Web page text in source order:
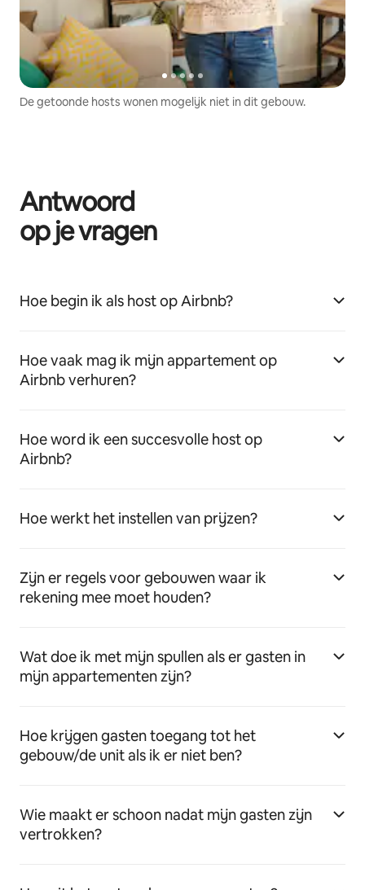
De getoonde hosts wonen mogelijk niet in dit gebouw.
Antwoord
op je vragen
Hoe begin ik als host op Airbnb?
Hoe vaak mag ik mijn appartement op
Airbnb verhuren?
Hoe word ik een succesvolle host op
Airbnb?
Hoe werkt het instellen van prijzen?
Zijn er regels voor gebouwen waar ik
rekening mee moet houden?
Wat doe ik met mijn spullen als er gasten in
mijn appartementen zijn?
Hoe krijgen gasten toegang tot het
gebouw/de unit als ik er niet ben?
Wie maakt er schoon nadat mijn gasten zijn
vertrokken?